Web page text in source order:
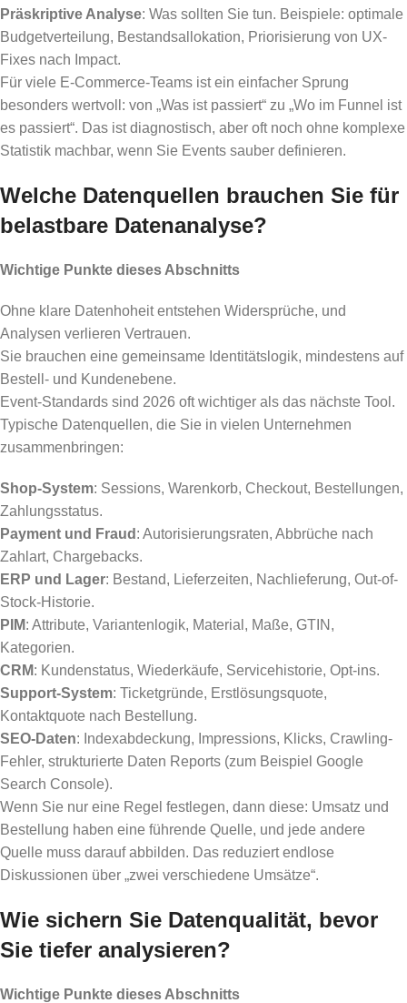
Präskriptive Analyse: Was sollten Sie tun. Beispiele: optimale
Budgetverteilung, Bestandsallokation, Priorisierung von UX-
Fixes nach Impact.
Für viele E-Commerce-Teams ist ein einfacher Sprung
besonders wertvoll: von „Was ist passiert“ zu „Wo im Funnel ist
es passiert“. Das ist diagnostisch, aber oft noch ohne komplexe
Statistik machbar, wenn Sie Events sauber definieren.
Welche Datenquellen brauchen Sie für
belastbare Datenanalyse?
Wichtige Punkte dieses Abschnitts
Ohne klare Datenhoheit entstehen Widersprüche, und
Analysen verlieren Vertrauen.
Sie brauchen eine gemeinsame Identitätslogik, mindestens auf
Bestell- und Kundenebene.
Event-Standards sind 2026 oft wichtiger als das nächste Tool.
Typische Datenquellen, die Sie in vielen Unternehmen
zusammenbringen:
Shop-System: Sessions, Warenkorb, Checkout, Bestellungen,
Zahlungsstatus.
Payment und Fraud : Autorisierungsraten, Abbrüche nach
Zahlart, Chargebacks.
ERP und Lager: Bestand, Lieferzeiten, Nachlieferung, Out-of-
Stock-Historie.
PIM: Attribute, Variantenlogik, Material, Maße, GTIN,
Kategorien.
CRM: Kundenstatus, Wiederkäufe, Servicehistorie, Opt-ins.
Support-System: Ticketgründe, Erstlösungsquote,
Kontaktquote nach Bestellung.
SEO-Daten: Indexabdeckung, Impressions, Klicks, Crawling-
Fehler, strukturierte Daten Reports (zum Beispiel Google
Search Console).
Wenn Sie nur eine Regel festlegen, dann diese: Umsatz und
Bestellung haben eine führende Quelle, und jede andere
Quelle muss darauf abbilden. Das reduziert endlose
Diskussionen über „zwei verschiedene Umsätze“.
Wie sichern Sie Datenqualität, bevor
Sie tiefer analysieren?
Wichtige Punkte dieses Abschnitts